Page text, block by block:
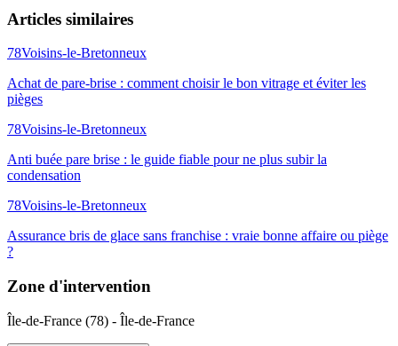
Articles similaires
78Voisins-le-Bretonneux
Achat de pare-brise : comment choisir le bon vitrage et éviter les
pièges
78Voisins-le-Bretonneux
Anti buée pare brise : le guide fiable pour ne plus subir la
condensation
78Voisins-le-Bretonneux
Assurance bris de glace sans franchise : vraie bonne affaire ou piège
?
Zone d'intervention
Île-de-France (78) - Île-de-France